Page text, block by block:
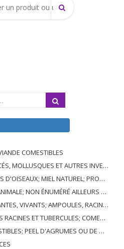
COMESTIBLES
ET AUTRES INVERTÉBRÉS AQUATIQUES
COMESTIBLES D'ORIGINE ANIMALE, NON ÉNUMÉRÉS AILLEURS OU INCLUS
NON ÉNUMÉRÉ AILLEURS OU INCLUS
ET ANALOGUES; FLEURS COUPEES ET FEUILLAGE ORNEMENTAL
ET TUBERCULES; COMESTIBLE
PEEL D'AGRUMES OU DE MELONS